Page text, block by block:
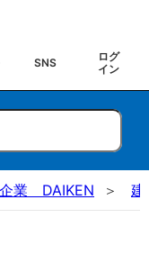
SNS
ログ
イン
企業 DAIKEN 建